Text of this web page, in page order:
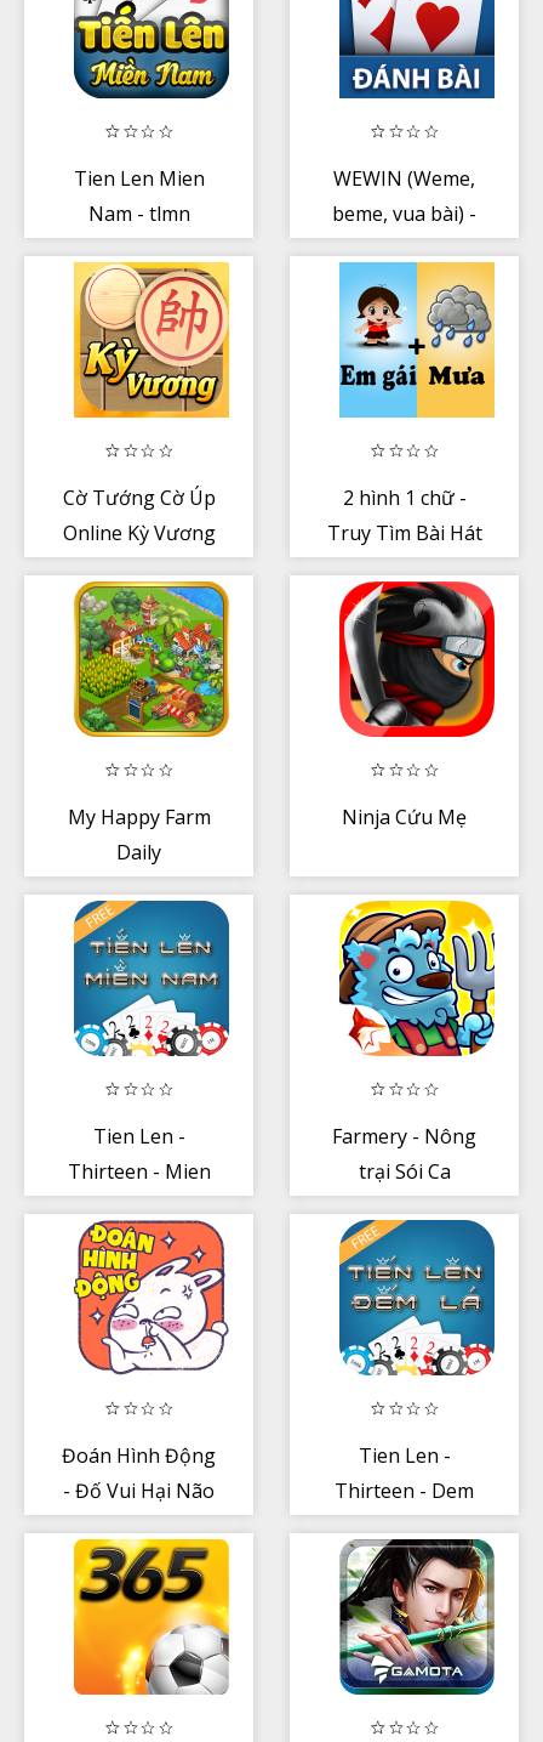
Tien Len Mien
Nam - tlmn
WEWIN (Weme,
beme, vua bài) -
bài
Cờ Tướng Cờ Úp
Online Kỳ Vương
2 hình 1 chữ -
Truy Tìm Bài Hát
My Happy Farm
Daily
Ninja Cứu Mẹ
Tien Len -
Thirteen - Mien
Farmery - Nông
trại Sói Ca
Đoán Hình Động
- Đố Vui Hại Não
Tien Len -
Thirteen - Dem